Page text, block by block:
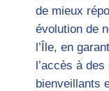
de mieux
évolution de
l’Île, en
l’accès à
bienveillants